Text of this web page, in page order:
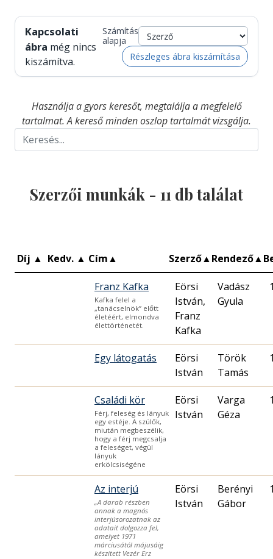
Kapcsolati
ábra még nincs
kiszámítva.
Számítás
alapja
Részleges ábra kiszámítása
Használja a gyors keresőt, megtalálja a megfelelő
tartalmat. A kereső minden oszlop tartalmát vizsgálja.
Szerzői munkák - 11 db találat
Díj ▲ Kedv. ▲ Cím▲ Szerző▲Rendező▲
Franz Kafka
Kafka felel a
„tanácselnök” előtt
életéért, elmondva
élettörténetét.
Eörsi
István,
Franz
Kafka
Vadász
Gyula
Egy látogatás
Eörsi
István
Török
Tamás
Családi kör
Férj, feleség és lányuk
egy estéje. A szülők,
miután megbeszélik,
hogy a férj megcsalja
a feleséget, végül
lányuk
erkölcsiségéne
Eörsi
István
Varga
Géza
Az interjú
„A darab részben
annak a magnós
interjúsorozatnak az
adatait dolgozza fel,
amelyet 1971
márciusától májusáig
készített Vezér Erz
Eörsi
István
Berényi
Gábor